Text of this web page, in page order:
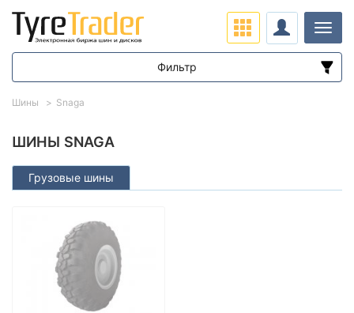
ШИНЫ SNAGA
Грузовые шины
Шины Snaga
Фильтр
Диапазон цен
Подбор по параметрам